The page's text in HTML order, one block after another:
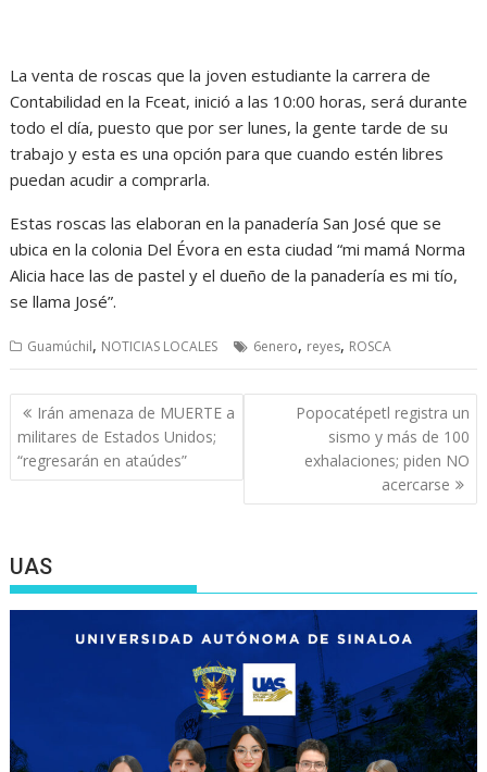
La venta de roscas que la joven estudiante la carrera de
Contabilidad en la Fceat, inició a las 10:00 horas, será durante
todo el día, puesto que por ser lunes, la gente tarde de su
trabajo y esta es una opción para que cuando estén libres
puedan acudir a comprarla.
Estas roscas las elaboran en la panadería San José que se
ubica en la colonia Del Évora en esta ciudad “mi mamá Norma
Alicia hace las de pastel y el dueño de la panadería es mi tío,
se llama José”.
Guamúchil, NOTICIAS LOCALES 6enero, reyes, ROSCA
Navegación
de
entradas
Irán amenaza de MUERTE a
militares de Estados Unidos;
“regresarán en ataúdes”
Popocatépetl registra un
sismo y más de 100
exhalaciones; piden NO
acercarse
UAS